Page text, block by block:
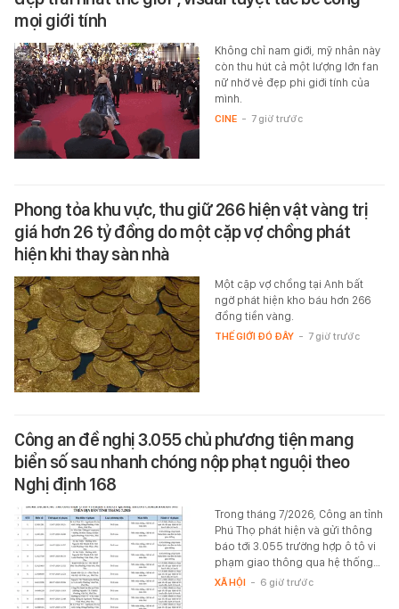
mọi giới tính
Không chỉ nam giới, mỹ nhân này
còn thu hút cả một lượng lớn fan
nữ nhờ vẻ đẹp phi giới tính của
mình.
CINE - 7 giờ trước
Phong tỏa khu vực, thu giữ 266 hiện vật vàng trị
giá hơn 26 tỷ đồng do một cặp vợ chồng phát
hiện khi thay sàn nhà
Một cặp vợ chồng tại Anh bất
ngờ phát hiện kho báu hơn 266
đồng tiền vàng.
THẾ GIỚI ĐÓ ĐÂY - 7 giờ trước
Công an đề nghị 3.055 chủ phương tiện mang
biển số sau nhanh chóng nộp phạt nguội theo
Nghị định 168
Trong tháng 7/2026, Công an tỉnh
Phú Thọ phát hiện và gửi thông
báo tới 3.055 trường hợp ô tô vi
phạm giao thông qua hệ thống…
XÃ HỘI - 6 giờ trước